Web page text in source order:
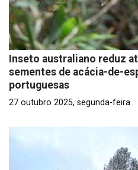
Inseto australiano reduz
sementes de acácia-de-
portuguesas
27 outubro 2025, segunda-feira